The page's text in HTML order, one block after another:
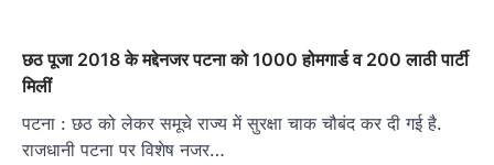
छठ पूजा 2018 के मद्देनजर पटना को 1000 होमगार्ड व 200 लाठी पार्टी
मिलीं
पटना : छठ को लेकर समूचे राज्य में सुरक्षा चाक चौबंद कर दी गई है.
राजधानी पटना पर विशेष नजर…